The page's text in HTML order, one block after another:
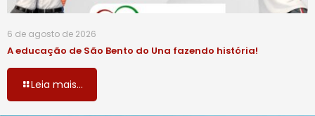
6 de agosto de 2026
A educação de São Bento do Una fazendo história!
Leia mais...